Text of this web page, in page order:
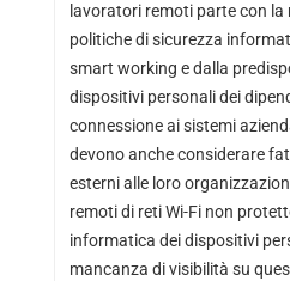
lavoratori remoti parte con la
politiche di sicurezza
smart working e dalla
dispositivi personali dei
connessione ai sistemi
devono anche considerare
esterni alle loro
remoti di reti Wi-Fi non
informatica dei dispositivi
mancanza di visibilità su